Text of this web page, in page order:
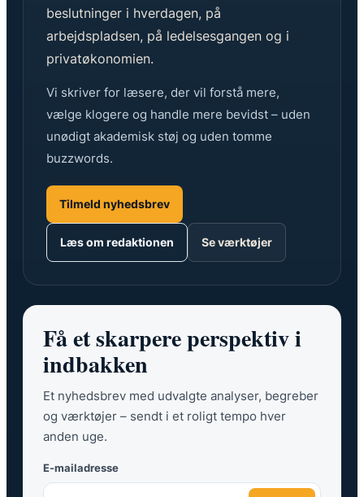
beslutninger i hverdagen, på
arbejdspladsen, på ledelsesgangen og i
privatøkonomien.
Vi skriver for læsere, der vil forstå mere,
vælge klogere og handle mere bevidst – uden
unødigt akademisk støj og uden tomme
buzzwords.
Tilmeld nyhedsbrev
Læs om redaktionen Se værktøjer
Få et skarpere perspektiv i
indbakken
Et nyhedsbrev med udvalgte analyser, begreber
og værktøjer – sendt i et roligt tempo hver
anden uge.
E-mailadresse